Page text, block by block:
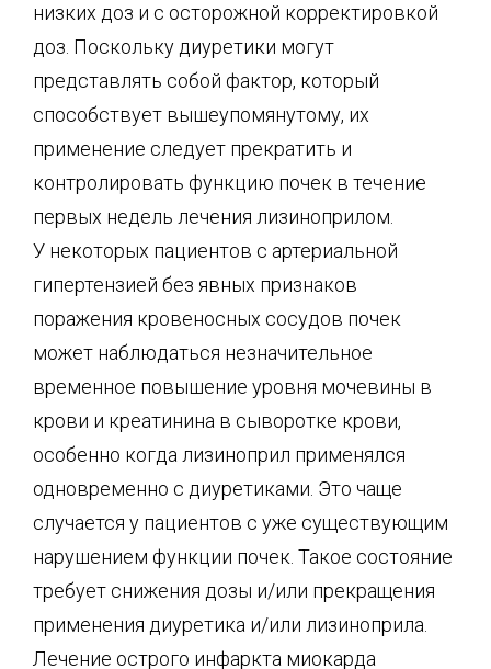
низких доз и с осторожной корректировкой
доз. Поскольку диуретики могут
представлять собой фактор, который
способствует вышеупомянутому, их
применение следует прекратить и
контролировать функцию почек в течение
первых недель лечения лизиноприлом.
У некоторых пациентов с артериальной
гипертензией без явных признаков
поражения кровеносных сосудов почек
может наблюдаться незначительное
временное повышение уровня мочевины в
крови и креатинина в сыворотке крови,
особенно когда лизиноприл применялся
одновременно с диуретиками. Это чаще
случается у пациентов с уже существующим
нарушением функции почек. Такое состояние
требует снижения дозы и/или прекращения
применения диуретика и/или лизиноприла.
Лечение острого инфаркта миокарда